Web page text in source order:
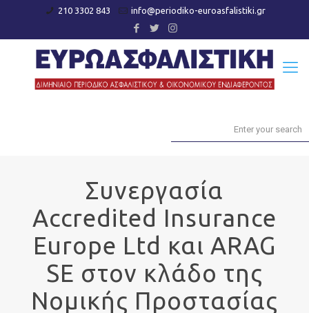
210 3302 843 info@periodiko-euroasfalistiki.gr
Συνεργασία
Accredited Insurance
Europe Ltd και ARAG
SE στον κλάδο της
Νομικής Προστασίας